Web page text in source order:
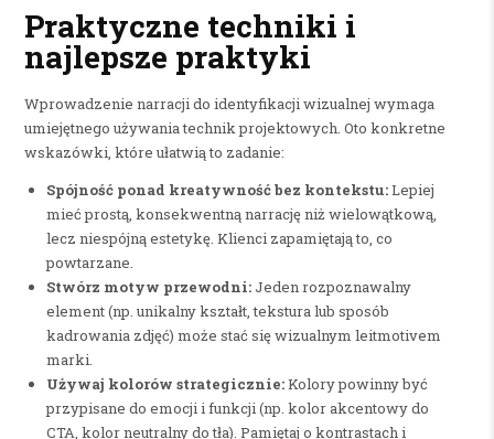
Praktyczne techniki i
najlepsze praktyki
Wprowadzenie narracji do identyfikacji wizualnej wymaga
umiejętnego używania technik projektowych. Oto konkretne
wskazówki, które ułatwią to zadanie:
Spójność ponad kreatywność bez kontekstu:Lepiej
mieć prostą, konsekwentną narrację niż wielowątkową,
lecz niespójną estetykę. Klienci zapamiętają to, co
powtarzane.
Stwórz motyw przewodni:Jeden rozpoznawalny
element (np. unikalny kształt, tekstura lub sposób
kadrowania zdjęć) może stać się wizualnym leitmotivem
marki.
Używaj kolorów strategicznie:Kolory powinny być
przypisane do emocji i funkcji (np. kolor akcentowy do
CTA, kolor neutralny do tła). Pamiętaj o kontrastach i